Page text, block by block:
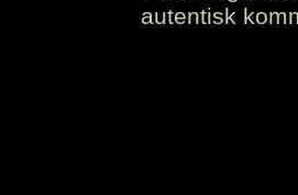
autentisk